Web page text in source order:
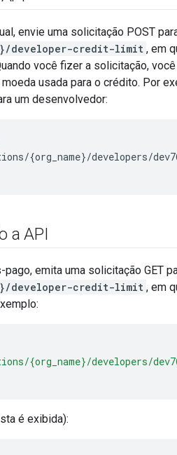
envie uma solicitação POST
developer-credit-limit , em
você fizer a solicitação,
usada para o crédito. Por
um desenvolvedor:
developers/
a API
emita uma solicitação GET
developer-credit-limit , em
{org_name}/developers/
é exibida):